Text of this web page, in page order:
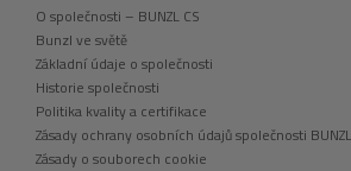
O společnosti – BUNZL CS
Bunzl ve světě
Základní údaje o společnosti
Historie společnosti
Politika kvality a certifikace
Zásady ochrany osobních údajů společnosti
Zásady o souborech cookie